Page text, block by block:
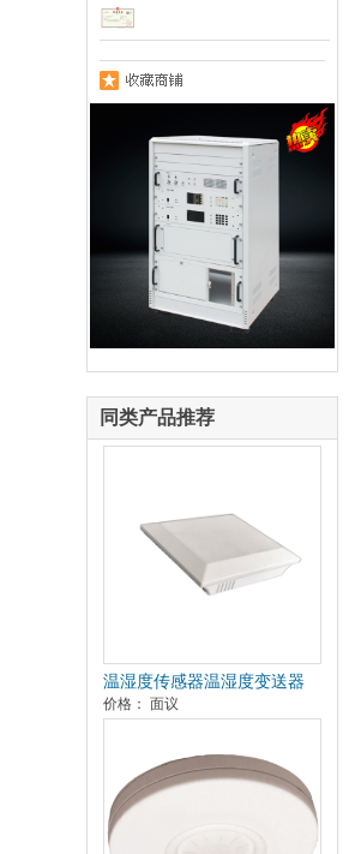
同类产品推荐
温湿度传感器温湿度变送器
数字温湿度传感器探头
价格： 面议